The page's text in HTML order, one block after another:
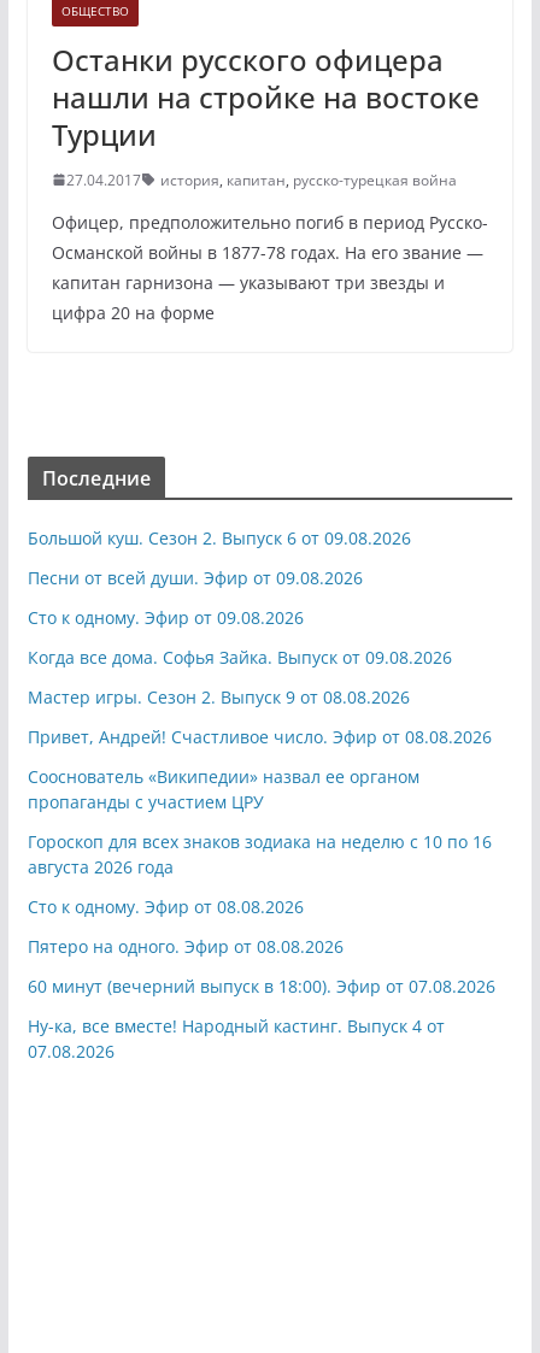
ОБЩЕСТВО
Останки русского офицера
нашли на стройке на востоке
Турции
27.04.2017 история, капитан, русско-турецкая война
Офицер, предположительно погиб в период Русско-
Османской войны в 1877-78 годах. На его звание —
капитан гарнизона — указывают три звезды и
цифра 20 на форме
Последние
Большой куш. Сезон 2. Выпуск 6 от 09.08.2026
Песни от всей души. Эфир от 09.08.2026
Сто к одному. Эфир от 09.08.2026
Когда все дома. Софья Зайка. Выпуск от 09.08.2026
Мастер игры. Сезон 2. Выпуск 9 от 08.08.2026
Привет, Андрей! Счастливое число. Эфир от 08.08.2026
Сооснователь «Википедии» назвал ее органом
пропаганды с участием ЦРУ
Гороскоп для всех знаков зодиака на неделю с 10 по 16
августа 2026 года
Сто к одному. Эфир от 08.08.2026
Пятеро на одного. Эфир от 08.08.2026
60 минут (вечерний выпуск в 18:00). Эфир от 07.08.2026
Ну-ка, все вместе! Народный кастинг. Выпуск 4 от
07.08.2026